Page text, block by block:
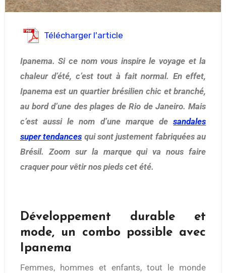
Télécharger l'article
Ipanema. Si ce nom vous inspire le voyage et la
chaleur d’été, c’est tout à fait normal. En effet,
Ipanema est un quartier brésilien chic et branché,
au bord d’une des plages de Rio de Janeiro. Mais
c’est aussi le nom d’une marque desandales
super tendances qui sont justement fabriquées au
Brésil. Zoom sur la marque qui va nous faire
craquer pour vêtir nos pieds cet été.
Développement durable et
mode, un combo possible avec
Ipanema
Femmes, hommes et enfants, tout le monde